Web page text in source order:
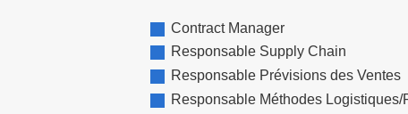
Contract Manager
Responsable Supply Chain
Responsable Prévisions des Ventes
Responsable Méthodes Logistiques/